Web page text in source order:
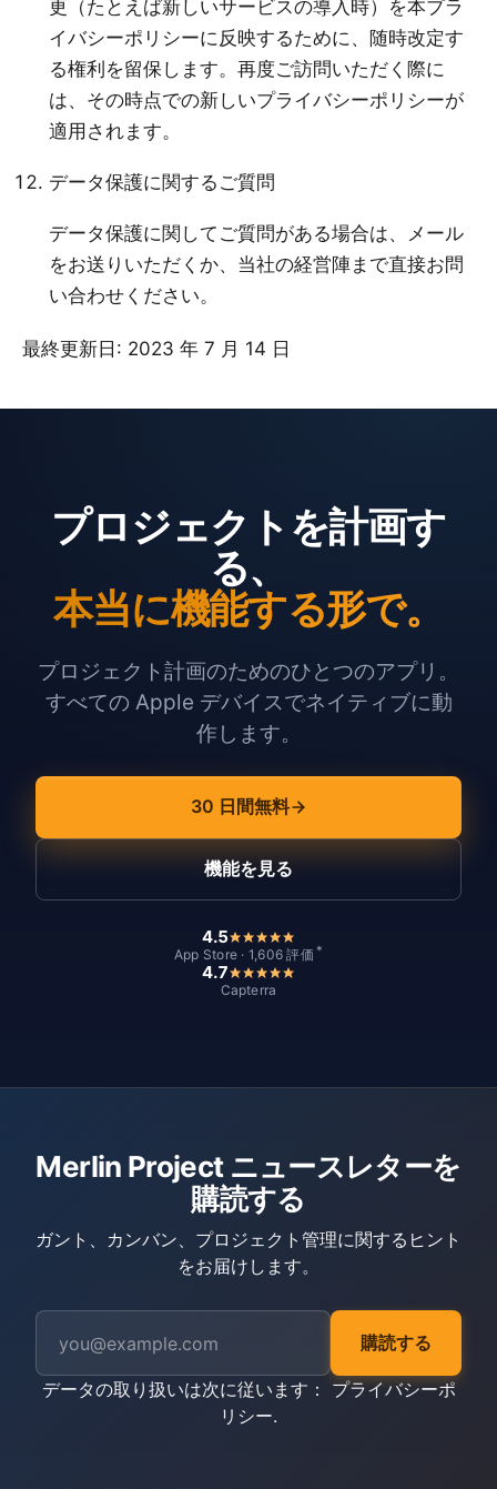
更（たとえば新しいサービスの導入時）を本プラ
イバシーポリシーに反映するために、随時改定す
る権利を留保します。再度ご訪問いただく際に
は、その時点での新しいプライバシーポリシーが
適用されます。
データ保護に関するご質問
データ保護に関してご質問がある場合は、 メール
をお送りいただくか、当社の経営陣まで直接お問
い合わせください。
最終更新日: 2023 年 7 月 14 日
プロジェクトを計画す
る、
本当に機能する形で。
プロジェクト計画のためのひとつのアプリ。
すべての Apple デバイスでネイティブに動
作します。
30 日間無料
機能を見る
4.5
App Store · 1,606 評価 *
4.7
Capterra
Merlin Project ニュースレターを
購読する
ガント、カンバン、プロジェクト管理に関するヒント
をお届けします。
購読する
データの取り扱いは次に従います： プライバシーポ
リシー.